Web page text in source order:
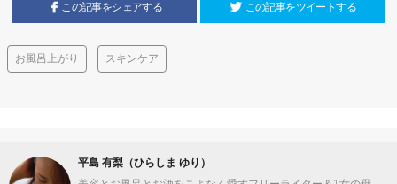
この記事をシェアする この記事をツイートする
お風呂上がり スキンケア
平島 有梨（ひらしま ゆり）